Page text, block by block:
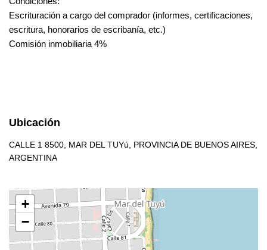
Escrituración a cargo del comprador (informes, certificaciones,
escritura, honorarios de escribanía, etc.)
Comisión inmobiliaria 4%
Ubicación
CALLE 1 8500, MAR DEL TUYú, PROVINCIA DE BUENOS AIRES,
ARGENTINA
+
−